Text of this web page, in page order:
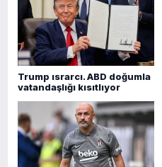
Trump ısrarcı. ABD doğumla
vatandaşlığı kısıtlıyor